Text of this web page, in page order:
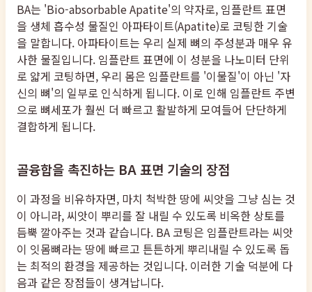
BA는 'Bio-absorbable Apatite'의 약자로, 임플란트 표면
을 생체 흡수성 물질인 아파타이트(Apatite)로 코팅한 기술
을 말합니다. 아파타이트는 우리 실제 뼈의 주성분과 매우 유
사한 물질입니다. 임플란트 표면에 이 성분을 나노미터 단위
로 얇게 코팅하면, 우리 몸은 임플란트를 '이물질'이 아닌 '자
신의 뼈'의 일부로 인식하게 됩니다. 이로 인해 임플란트 주변
으로 뼈세포가 훨씬 더 빠르고 활발하게 모여들어 단단하게
결합하게 됩니다.
골융합을 촉진하는 BA 표면 기술의 장점
이 과정을 비유하자면, 마치 척박한 땅에 씨앗을 그냥 심는 것
이 아니라, 씨앗이 뿌리를 잘 내릴 수 있도록 비옥한 상토를
듬뿍 깔아주는 것과 같습니다. BA 코팅은 임플란트라는 씨앗
이 잇몸뼈라는 땅에 빠르고 튼튼하게 뿌리내릴 수 있도록 돕
는 최적의 환경을 제공하는 것입니다. 이러한 기술 덕분에 다
음과 같은 장점들이 생겨납니다.